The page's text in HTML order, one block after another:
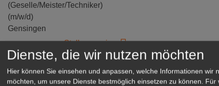
(Geselle/Meister/Techniker)
(m/w/d)
Gensingen
zur Stellenanzeige
Dienste, die wir nutzen möchten
Hier können Sie einsehen und anpassen, welche Informationen wir
möchten, um unsere Dienste bestmöglich einsetzen zu können. Für